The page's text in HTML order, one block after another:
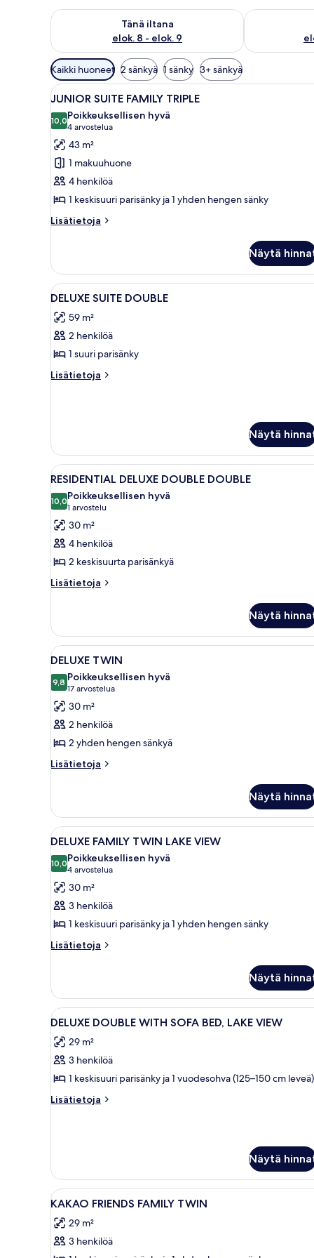
Tänä iltana
elok. 8 - elok. 9
Tarkista tämän illan saatavuus elok. 8 - elok. 9
Tarkista
Huoneille
saatavilla
olevia
suodattimia
Kaikki huoneet 2 sänkyä 1 sänky 3+ sänkyä
Avaa
kaikki
huonetyypin
JUNIOR
SUITE
FAMILY
TRIPLE
kuvat
Moderni hotellihuone, jossa
6
JUNIOR SUITE FAMILY TRIPLE
10,010,0 kautta 10
Poikkeuksellisen hyvä
4 arvostelua
(4
arvostelua)
43 m²
1 makuuhuone
4 henkilöä
1 keskisuuri parisänky ja 1 yhden hengen sänky
Lisätietoja
Lisätietoja
FAMILY
TRIPLE
Näytä
Avaa
kaikki
huonetyypin
DELUXE
SUITE
DOUBLE
Moderni hotellihuone, jossa
4
DELUXE SUITE DOUBLE
59 m²
2 henkilöä
1 suuri parisänky
Lisätietoja
Lisätietoja
Näytä
Avaa
kaikki
huonetyypin
RESIDENTIAL
DELUXE
DOUBLE
DOUBLE
kuvat
Hotellihuone, jossa on kaksi
4
RESIDENTIAL DELUXE DOUBLE DOUBLE
10,010,0 kautta 10
Poikkeuksellisen hyvä
1 arvostelu
(1
arvostelu)
30 m²
4 henkilöä
2 keskisuurta parisänkyä
Lisätietoja
Lisätietoja
DOUBLE
DOUBLE
Näytä
Avaa
kaikki
huonetyypin
DELUXE
TWIN
kuvat
Hotellihuone, jossa on suuri
4
DELUXE TWIN
9,89,8 kautta 10
Poikkeuksellisen hyvä
17 arvostelua
(17
arvostelua)
30 m²
2 henkilöä
2 yhden hengen sänkyä
Lisätietoja
Lisätietoja
Näytä
Avaa
kaikki
huonetyypin
DELUXE
FAMILY
TWIN
LAKE
VIEW
Hotellihuone, jossa on kaksi
4
DELUXE FAMILY TWIN LAKE VIEW
10,010,0 kautta 10
Poikkeuksellisen hyvä
4 arvostelua
(4
arvostelua)
30 m²
3 henkilöä
1 keskisuuri parisänky ja 1 yhden hengen sänky
Lisätietoja
Lisätietoja
TWIN
LAKE
VIEW
Näytä
Avaa
kaikki
huonetyypin
DELUXE
DOUBLE
WITH
kuvat
Hotellihuone, jossa on kaksi
4
DELUXE DOUBLE WITH SOFA BED, LAKE VIEW
29 m²
3 henkilöä
1 keskisuuri parisänky ja 1 vuodesohva (125–150 cm leveä)
Lisätietoja
Lisätietoja
BED,
LAKE
VIEW
Näytä
Avaa
kaikki
huonetyypin
KAKAO
Ylelliset vuodevaatteet,
4
KAKAO FRIENDS FAMILY TWIN
29 m²
3 henkilöä